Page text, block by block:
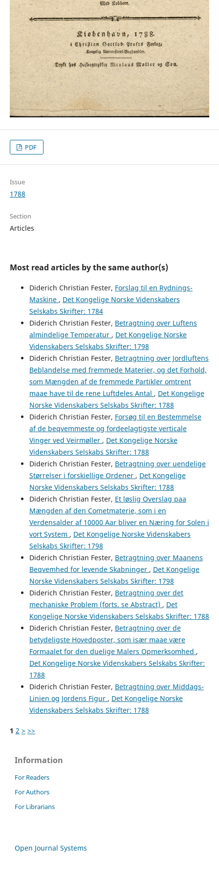
PDF
Issue
1788
Section
Articles
Most read articles by the same author(s)
Diderich Christian Fester, Forslag til en Rydnings-
Maskine , Det Kongelige Norske Videnskabers
Selskabs Skrifter: 1784
Diderich Christian Fester, Betragtning over Luftens
almindelige Temperatur , Det Kongelige Norske
Videnskabers Selskabs Skrifter: 1798
Diderich Christian Fester, Betragtning over Jordluftens
Beblandelse med fremmede Materier, og det Forhold,
som Mængden af de fremmede Partikler omtrent
maae have til de rene Luftdeles Antal , Det Kongelige
Norske Videnskabers Selskabs Skrifter: 1788
Diderich Christian Fester, Forsøg til en Bestemmelse
af de beqvemmeste og fordeelagtigste verticale
Vinger ved Veirmøller , Det Kongelige Norske
Videnskabers Selskabs Skrifter: 1788
Diderich Christian Fester, Betragtning over uendelige
Størrelser i forskiellige Ordener , Det Kongelige
Norske Videnskabers Selskabs Skrifter: 1788
Diderich Christian Fester, Et løslig Overslag paa
Mængden af den Cometmaterie, som i en
Verdensalder af 10000 Aar bliver en Næring for Solen i
vort System , Det Kongelige Norske Videnskabers
Selskabs Skrifter: 1798
Diderich Christian Fester, Betragtning over Maanens
Beqvemhed for levende Skabninger , Det Kongelige
Norske Videnskabers Selskabs Skrifter: 1798
Diderich Christian Fester, Betragtning over det
mechaniske Problem (forts. se Abstract) , Det
Kongelige Norske Videnskabers Selskabs Skrifter: 1788
Diderich Christian Fester, Betragtning over de
betydeligste Hovedposter, som især maae være
Formaalet for den duelige Malers Opmerksomhed ,
Det Kongelige Norske Videnskabers Selskabs Skrifter:
1788
Diderich Christian Fester, Betragtning over Middags-
Linien og Jordens Figur , Det Kongelige Norske
Videnskabers Selskabs Skrifter: 1788
1 2 > >>
Information
For Readers
For Authors
For Librarians
Open Journal Systems